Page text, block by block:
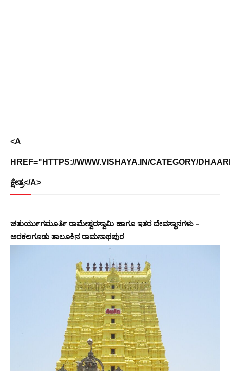
<A
HREF="HTTPS://WWW.VISHAYA.IN/CATEGORY/
ಕ್ಷೇತ್ರ</A>
ಚತುರ್ಯುಗಮೂರ್ತಿ ರಾಮೇಶ್ವರಸ್ವಾಮಿ ಹಾಗೂ ಇತರ ದೇವಸ್ಥಾನಗಳು –
ಅರಕಲಗೂಡು ತಾಲೂಕಿನ ರಾಮನಾಥಪುರ